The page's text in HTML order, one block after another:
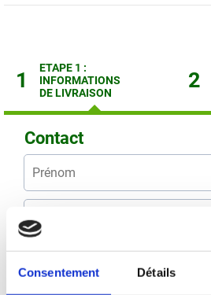
Consentement Détails
1
ETAPE 1 :
INFORMATIONS
DE LIVRAISON
2
Contact